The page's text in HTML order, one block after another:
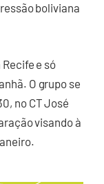
boliviana
e só
O grupo se
no CT José
visando à